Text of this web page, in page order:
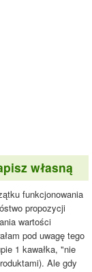
własną
funkcjonowania
propozycji
wartości
pod uwagę tego
1 kawałka, "nie
Ale gdy